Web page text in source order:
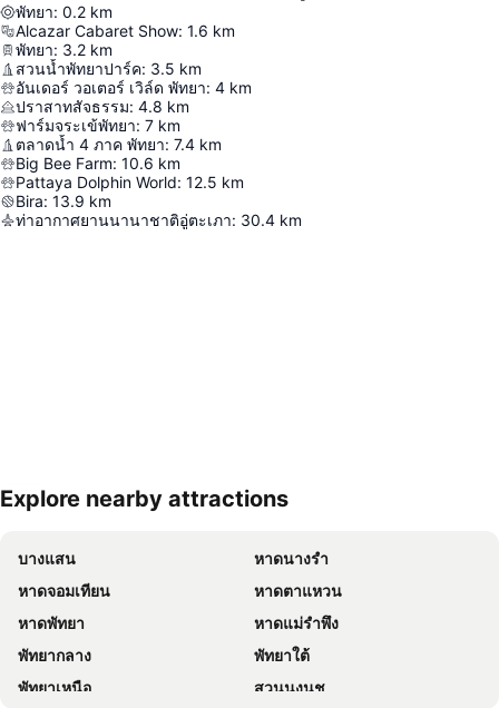
พัทยา: 0.2 km
Alcazar Cabaret Show: 1.6 km
พัทยา: 3.2 km
สวนน้ำพัทยาปาร์ค: 3.5 km
อันเดอร์ วอเตอร์ เวิล์ด พัทยา: 4 km
ปราสาทสัจธรรม: 4.8 km
ฟาร์มจระเข้พัทยา: 7 km
ตลาดน้ำ 4 ภาค พัทยา: 7.4 km
Big Bee Farm: 10.6 km
Pattaya Dolphin World: 12.5 km
Bira: 13.9 km
ท่าอากาศยานนานาชาติอู่ตะเภา: 30.4 km
Explore nearby attractions
บางแสน
หาดนางรำ
หาดจอมเทียน
หาดตาแหวน
หาดพัทยา
หาดแม่รำพึง
พัทยากลาง
พัทยาใต้
พัทยาเหนือ
สวนนงนุช